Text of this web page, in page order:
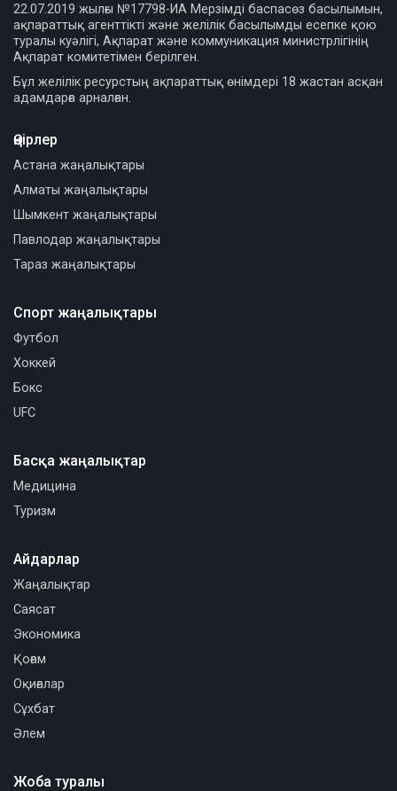
22.07.2019 жылғы №17798-ИА Мерзімді баспасөз басылымын,
ақпараттық агенттікті және желілік басылымды есепке қою
туралы куәлігі, Ақпарат және коммуникация министрлігінің
Ақпарат комитетімен берілген.
Бұл желілік ресурстың ақпараттық өнімдері 18 жастан асқан
адамдарға арналған.
Өңірлер
Астана жаңалықтары
Алматы жаңалықтары
Шымкент жаңалықтары
Павлодар жаңалықтары
Тараз жаңалықтары
Спорт жаңалықтары
Футбол
Хоккей
Бокс
UFC
Басқа жаңалықтар
Медицина
Туризм
Айдарлар
Жаңалықтар
Саясат
Экономика
Қоғам
Оқиғалар
Сұхбат
Әлем
Жоба туралы